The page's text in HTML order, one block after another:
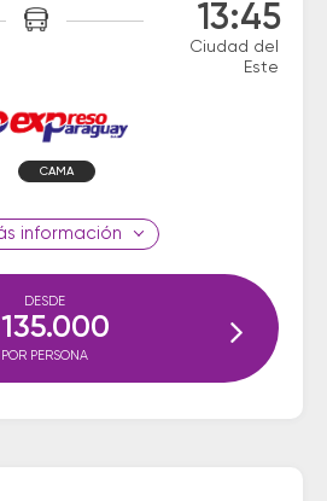
13:45
Ciudad del
Este
CAMA
información
DESDE
135.000
POR PERSONA